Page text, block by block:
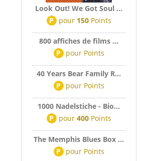
Look Out! We Got Soul ...
P pour 150Points
800 affiches de films ...
P pour Points
40 Years Bear Family R...
P pour Points
1000 Nadelstiche - Bio...
P pour 400Points
The Memphis Blues Box ...
P pour Points